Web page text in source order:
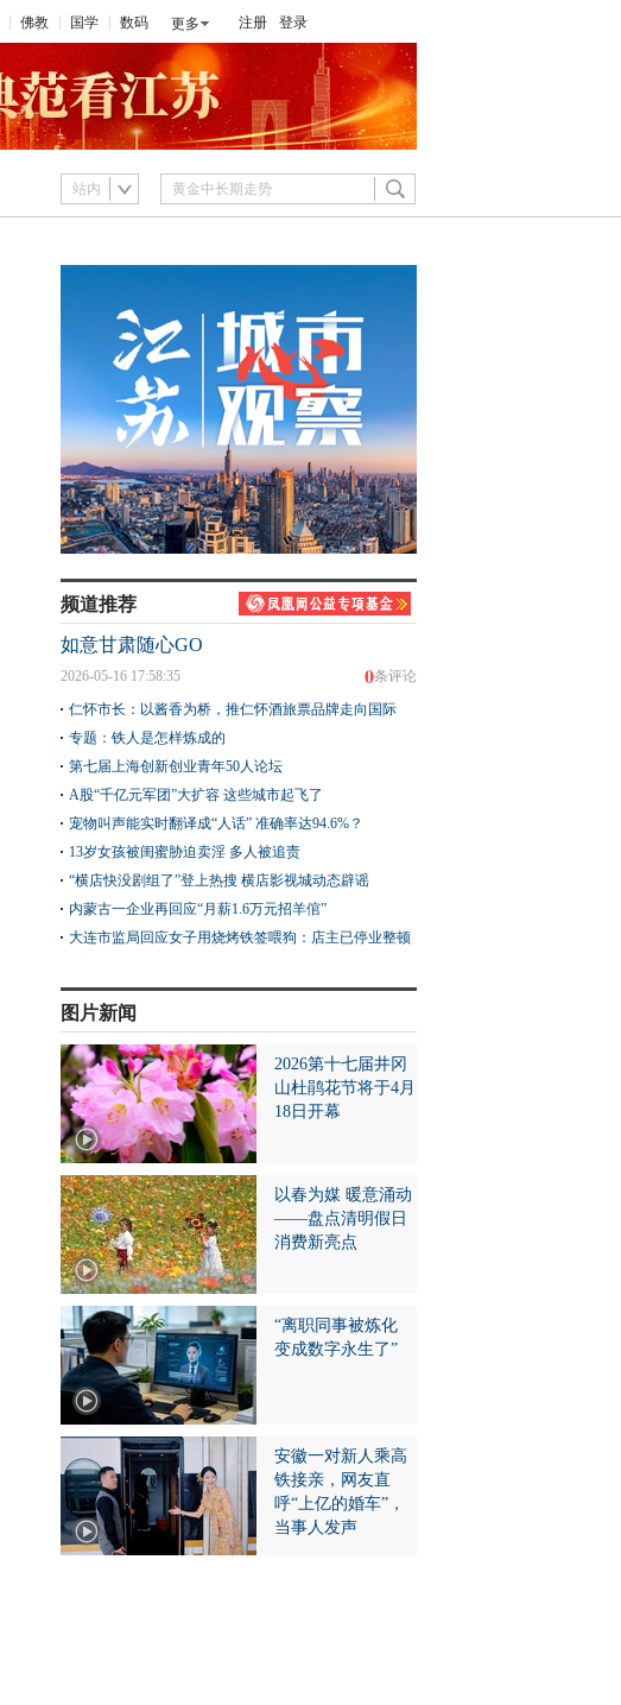
佛教 国学 数码 更多 注册 登录
站内
频道推荐
如意甘肃随心GO
0条评论
2026-05-16 17:58:35
仁怀市长：以酱香为桥，推仁怀酒旅票品牌走向国际
专题：铁人是怎样炼成的
第七届上海创新创业青年50人论坛
A股“千亿元军团”大扩容 这些城市起飞了
宠物叫声能实时翻译成“人话” 准确率达94.6%？
13岁女孩被闺蜜胁迫卖淫 多人被追责
“横店快没剧组了”登上热搜 横店影视城动态辟谣
内蒙古一企业再回应“月薪1.6万元招羊倌”
大连市监局回应女子用烧烤铁签喂狗：店主已停业整顿
图片新闻
2026第十七届井冈
山杜鹃花节将于4月
18日开幕
以春为媒 暖意涌动
——盘点清明假日
消费新亮点
“离职同事被炼化
变成数字永生了”
安徽一对新人乘高
铁接亲，网友直
呼“上亿的婚车”，
当事人发声